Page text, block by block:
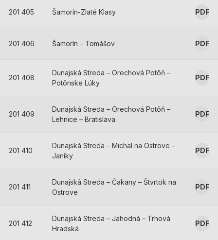
201 405 Šamorín-Zlaté Klasy PDF
201 406 Šamorín – Tomášov PDF
201 408
Dunajská Streda – Orechová Potôň –
Potônske Lúky
PDF
201 409
Dunajská Streda – Orechová Potôň –
Lehnice – Bratislava
PDF
201 410
Dunajská Streda – Michal na Ostrove –
Janíky
PDF
201 411
Dunajská Streda – Čakany – Štvrtok na
Ostrove
PDF
201 412
Dunajská Streda – Jahodná – Trhová
Hradská
PDF